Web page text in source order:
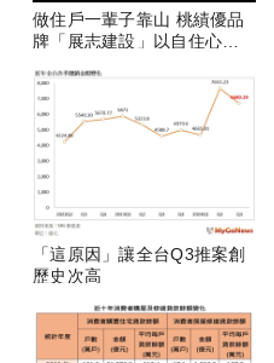
做住戶一輩子靠山 桃績優品
牌「展志建設」以自住心蓋
「這原因」讓全台Q3推案創
歷史次高